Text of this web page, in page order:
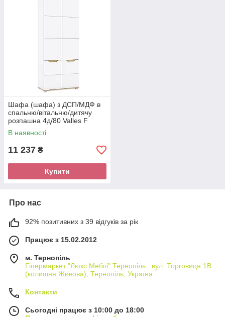
Шафа (шафа) з ДСП/МДФ в
спальню/вітальню/дитячу
розпашна 4д/80 Valles F
Blonski
В наявності
11 237 ₴
Купити
Про нас
92% позитивних з 39 відгуків за рік
Працює з 15.02.2012
м. Тернопіль
Гіпермаркет "Люкс Меблі" Тернопіль : вул. Торговиця 1В
(колишня Живова), Тернопіль, Україна
Контакти
Сьогодні працює з 10:00 до 18:00